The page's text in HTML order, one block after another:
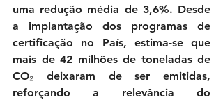
uma redução média de 3,6%. Desde
a implantação dos programas de
certificação no País, estima-se que
mais de 42 milhões de toneladas de
CO₂ deixaram de ser emitidas,
reforçando a relevância do